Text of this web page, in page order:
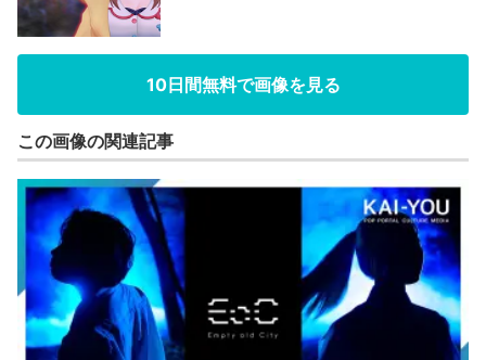
10日間無料で画像を見る
この画像の関連記事